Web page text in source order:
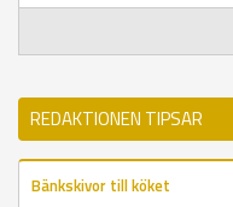
REDAKTIONEN TIPSAR
Bänkskivor till köket